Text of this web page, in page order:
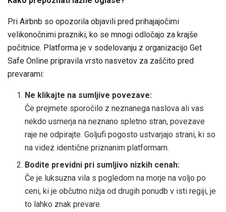
Pri Airbnb so opozorila objavili pred prihajajočimi
velikonočnimi prazniki, ko se mnogi odločajo za krajše
počitnice. Platforma je v sodelovanju z organizacijo Get
Safe Online pripravila vrsto nasvetov za zaščito pred
prevarami:
Ne klikajte na sumljive povezave:
Če prejmete sporočilo z neznanega naslova ali vas
nekdo usmerja na neznano spletno stran, povezave
raje ne odpirajte. Goljufi pogosto ustvarjajo strani, ki so
na videz identične priznanim platformam.
Bodite previdni pri sumljivo nizkih cenah:
Če je luksuzna vila s pogledom na morje na voljo po
ceni, ki je občutno nižja od drugih ponudb v isti regiji, je
to lahko znak prevare.